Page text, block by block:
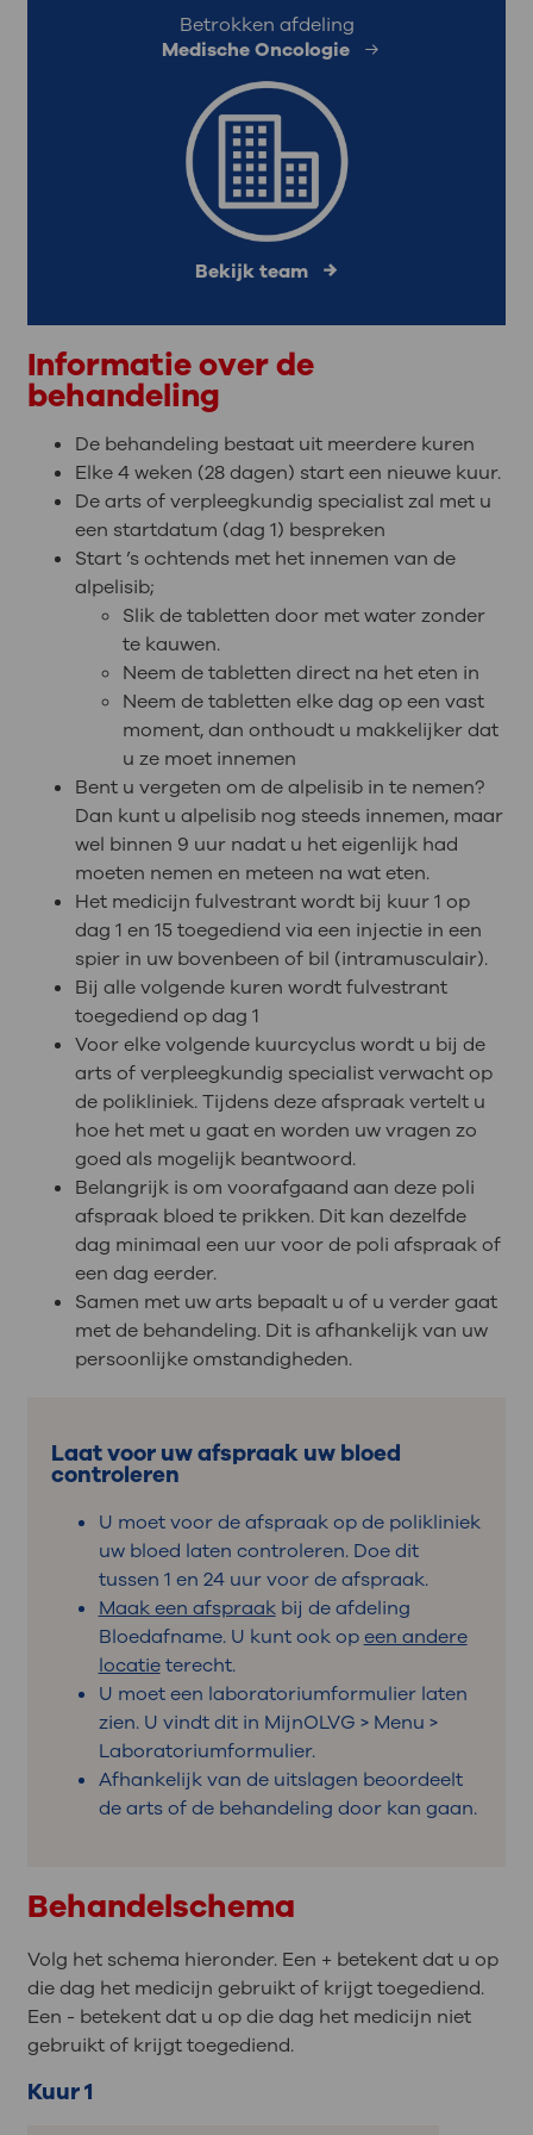
Betrokken afdeling
Medische Oncologie
Bekijk team
Informatie over de
behandeling
De behandeling bestaat uit meerdere kuren
Elke 4 weken (28 dagen) start een nieuwe kuur.
De arts of verpleegkundig specialist zal met u
een startdatum (dag 1) bespreken
Start ’s ochtends met het innemen van de
alpelisib;
Slik de tabletten door met water zonder
te kauwen.
Neem de tabletten direct na het eten in
Neem de tabletten elke dag op een vast
moment, dan onthoudt u makkelijker dat
u ze moet innemen
Bent u vergeten om de alpelisib in te nemen?
Dan kunt u alpelisib nog steeds innemen, maar
wel binnen 9 uur nadat u het eigenlijk had
moeten nemen en meteen na wat eten.
Het medicijn fulvestrant wordt bij kuur 1 op
dag 1 en 15 toegediend via een injectie in een
spier in uw bovenbeen of bil (intramusculair).
Bij alle volgende kuren wordt fulvestrant
toegediend op dag 1
Voor elke volgende kuurcyclus wordt u bij de
arts of verpleegkundig specialist verwacht op
de polikliniek. Tijdens deze afspraak vertelt u
hoe het met u gaat en worden uw vragen zo
goed als mogelijk beantwoord.
Belangrijk is om voorafgaand aan deze poli
afspraak bloed te prikken. Dit kan dezelfde
dag minimaal een uur voor de poli afspraak of
een dag eerder.
Samen met uw arts bepaalt u of u verder gaat
met de behandeling. Dit is afhankelijk van uw
persoonlijke omstandigheden.
Laat voor uw afspraak uw bloed
controleren
U moet voor de afspraak op de polikliniek
uw bloed laten controleren. Doe dit
tussen 1 en 24 uur voor de afspraak.
Maak een afspraakbij de afdeling
Bloedafname. U kunt ook opeen andere
locatieterecht.
U moet een laboratoriumformulier laten
zien. U vindt dit in MijnOLVG > Menu >
Laboratoriumformulier.
Afhankelijk van de uitslagen beoordeelt
de arts of de behandeling door kan gaan.
Behandelschema
Volg het schema hieronder. Een + betekent dat u op
die dag het medicijn gebruikt of krijgt toegediend.
Een - betekent dat u op die dag het medicijn niet
gebruikt of krijgt toegediend.
Kuur 1